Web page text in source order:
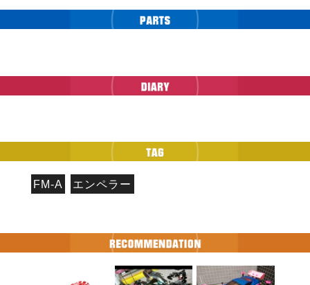
FM-A エンペラー